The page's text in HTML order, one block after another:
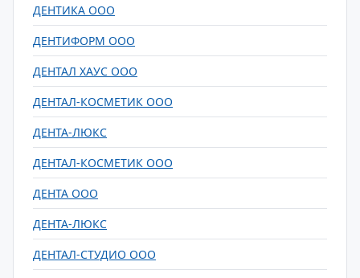
ДЕНТИКА ООО
ДЕНТИФОРМ ООО
ДЕНТАЛ ХАУС ООО
ДЕНТАЛ-КОСМЕТИК ООО
ДЕНТА-ЛЮКС
ДЕНТАЛ-КОСМЕТИК ООО
ДЕНТА ООО
ДЕНТА-ЛЮКС
ДЕНТАЛ-СТУДИО ООО